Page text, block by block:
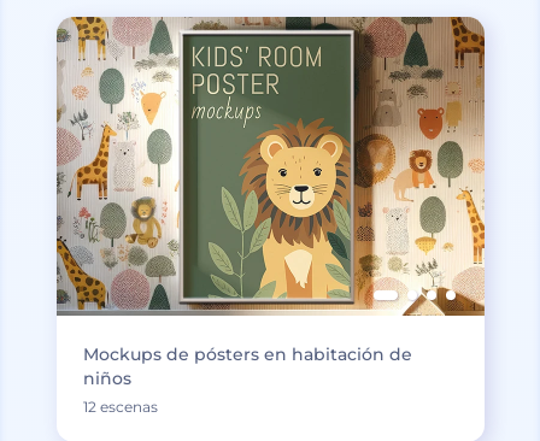
Mockups de pósters en habitación de
niños
12 escenas